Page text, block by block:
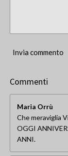
Invia commento
Commenti
Maria Orrù
Che meraviglia
OGGI
ANNI.